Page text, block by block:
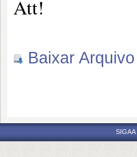
Att!
Baixar Arquivo